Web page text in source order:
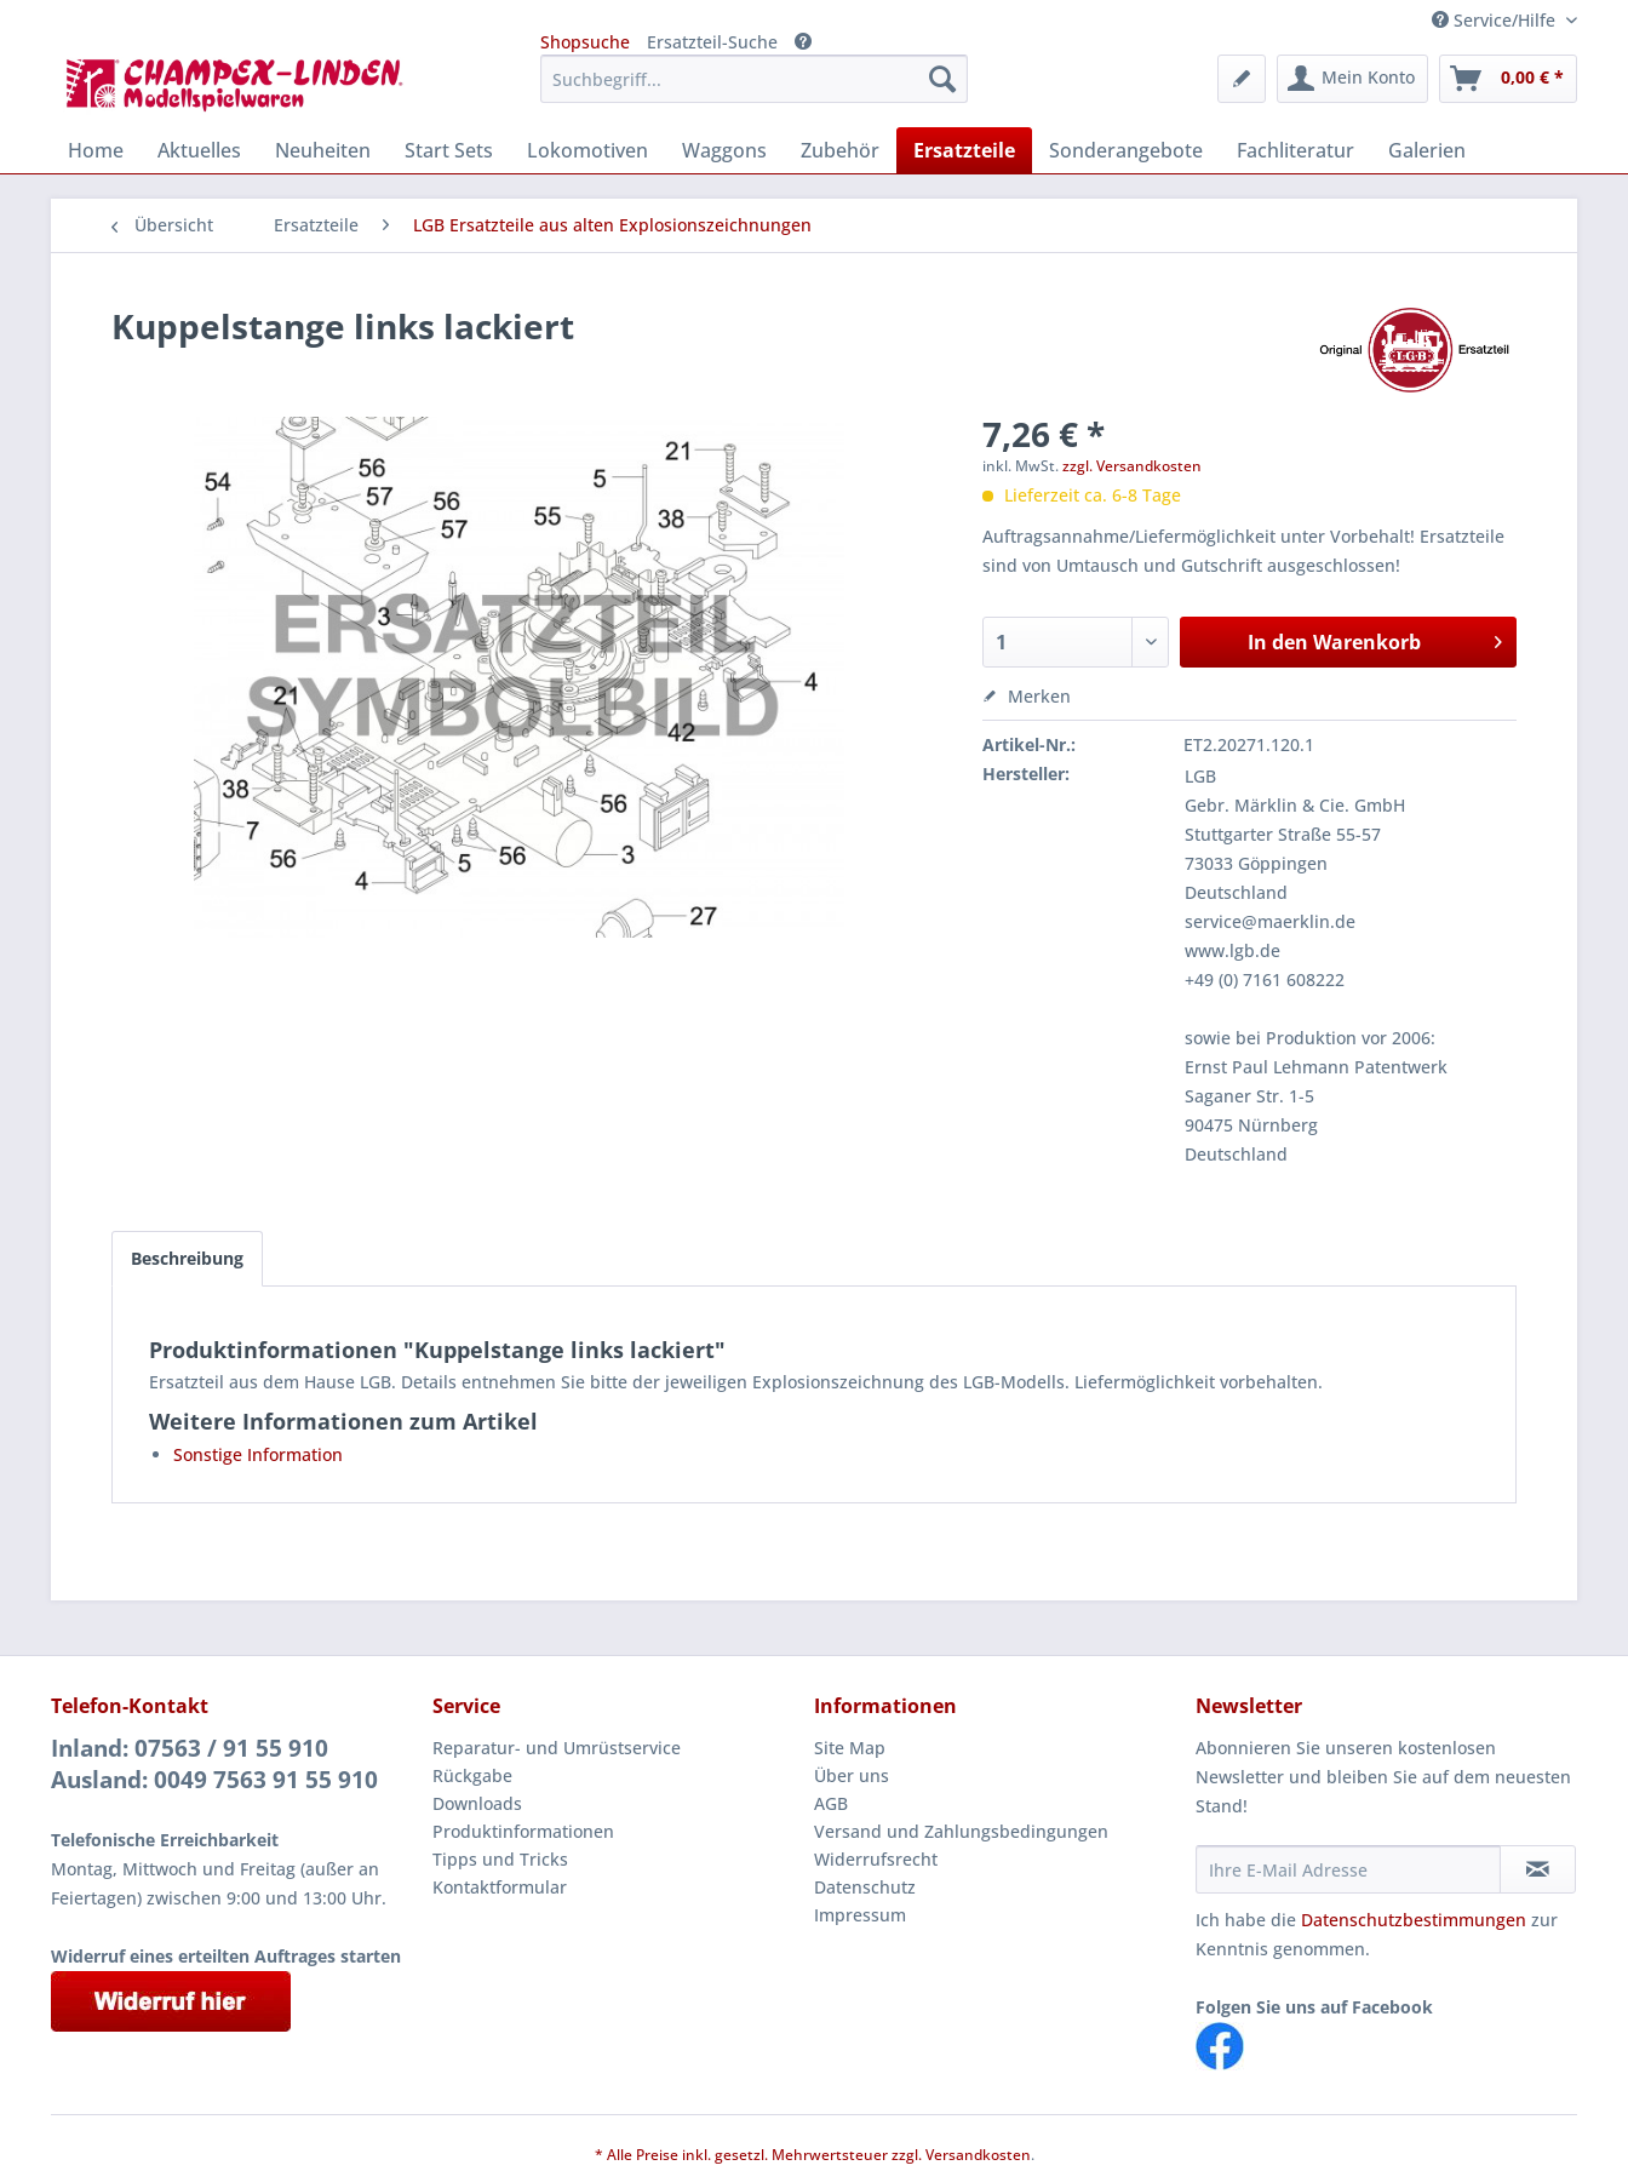
Service/Hilfe
Shopsuche
Ersatzteil-Suche
Mein Konto
0,00 € *
Home Aktuelles Neuheiten Start Sets Lokomotiven Waggons Zubehör Ersatzteile Sonderangebote Fachliteratur Galerien
Übersicht Ersatzteile LGB Ersatzteile aus alten Explosionszeichnungen
Kuppelstange links lackiert
7,26 € *
inkl. MwSt.zzgl. Versandkosten
Lieferzeit ca. 6-8 Tage
Auftragsannahme/Liefermöglichkeit unter Vorbehalt! Ersatzteile
sind von Umtausch und Gutschrift ausgeschlossen!
In den Warenkorb
Merken
Artikel-Nr.:
ET2.20271.120.1
Hersteller:
LGB
Gebr. Märklin & Cie. GmbH
Stuttgarter Straße 55-57
73033 Göppingen
Deutschland
service@maerklin.de
www.lgb.de
+49 (0) 7161 608222
sowie bei Produktion vor 2006:
Ernst Paul Lehmann Patentwerk
Saganer Str. 1-5
90475 Nürnberg
Deutschland
Beschreibung
Produktinformationen "Kuppelstange links lackiert"
Ersatzteil aus dem Hause LGB. Details entnehmen Sie bitte der jeweiligen Explosionszeichnung des LGB-Modells. Liefermöglichkeit vorbehalten.
Weitere Informationen zum Artikel
Sonstige Information
Telefon-Kontakt
Inland: 07563 / 91 55 910
Ausland: 0049 7563 91 55 910
Telefonische Erreichbarkeit
Montag, Mittwoch und Freitag (außer an
Feiertagen) zwischen 9:00 und 13:00 Uhr.
Widerruf eines erteilten Auftrages starten
Service
Reparatur- und Umrüstservice
Rückgabe
Downloads
Produktinformationen
Tipps und Tricks
Kontaktformular
Informationen
Site Map
Über uns
AGB
Versand und Zahlungsbedingungen
Widerrufsrecht
Datenschutz
Impressum
Newsletter
Abonnieren Sie unseren kostenlosen
Newsletter und bleiben Sie auf dem neuesten
Stand!
Ich habe die Datenschutzbestimmungen zur
Kenntnis genommen.
Folgen Sie uns auf Facebook
* Alle Preise inkl. gesetzl. Mehrwertsteuer zzgl.Versandkosten.